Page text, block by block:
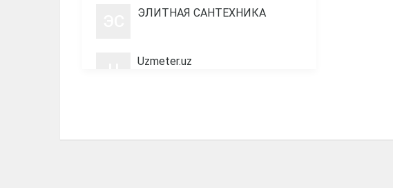
ЭЛИТНАЯ САНТЕХНИКА
Uzmeter.uz